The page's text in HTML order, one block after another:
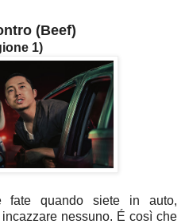
(Beef)
1)
fate quando siete in auto,
nessuno. É così che